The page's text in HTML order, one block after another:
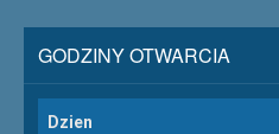
GODZINY OTWARCIA
Dzien